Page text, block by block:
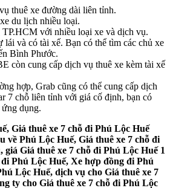
thuê xe đường dài liên tỉnh.
du lịch nhiều loại.
với nhiều loại xe và dịch vụ.
lái và có tài xế. Bạn có thể tìm các chủ xe
Bình Phước.
còn cung cấp dịch vụ thuê xe kèm tài xế
hợp, Grab cũng có thể cung cấp dịch
7 chỗ liên tỉnh với giá cố định, bạn có
dụng.
Giá thuê xe 7 chỗ đi Phú Lộc Huế
về Phú Lộc Huế, Giá thuê xe 7 chỗ đi
giá Giá thuê xe 7 chỗ đi Phú Lộc Huế 1
Phú Lộc Huế, Xe hợp đồng đi Phú
Lộc Huế, dịch vụ cho Giá thuê xe 7
ty cho Giá thuê xe 7 chỗ đi Phú Lộc